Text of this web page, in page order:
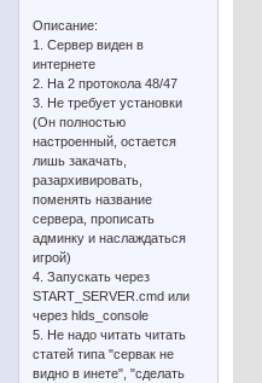
Описание:
1. Сервер виден в
интернете
2. На 2 протокола 48/47
3. Не требует установки
(Он полностью
настроенный, остается
лишь закачать,
разархивировать,
поменять название
сервера, прописать
админку и наслаждаться
игрой)
4. Запускать через
START_SERVER.cmd или
через hlds_console
5. Не надо читать читать
статей типа "сервак не
видно в инете", "сделать